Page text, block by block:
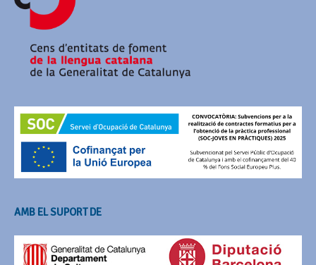
AMB EL SUPORT DE